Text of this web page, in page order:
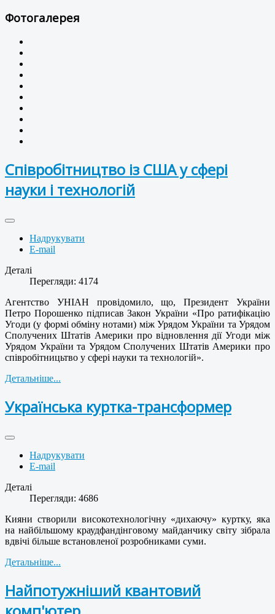
Фотогалерея
Співробітництво із США у сфері
науки і технологій
Надрукувати
E-mail
Деталі
Перегляди: 4174
Агентство УНІАН провідомило, що, Президент України
Петро Порошенко підписав Закон України «Про ратифікацію
Угоди (у формі обміну нотами) між Урядом України та Урядом
Сполучених Штатів Америки про відновлення дії Угоди між
Урядом України та Урядом Сполучених Штатів Америки про
співробітницьтво у сфері науки та технологій».
Детальніше...
Українська куртка-трансформер
Надрукувати
E-mail
Деталі
Перегляди: 4686
Кияни створили високотехнологічну «дихаючу» куртку, яка
на найбільшому краудфандінговому майданчику світу зібрала
вдвічі більше встановленої розробниками суми.
Детальніше...
Найпотужніший квантовий